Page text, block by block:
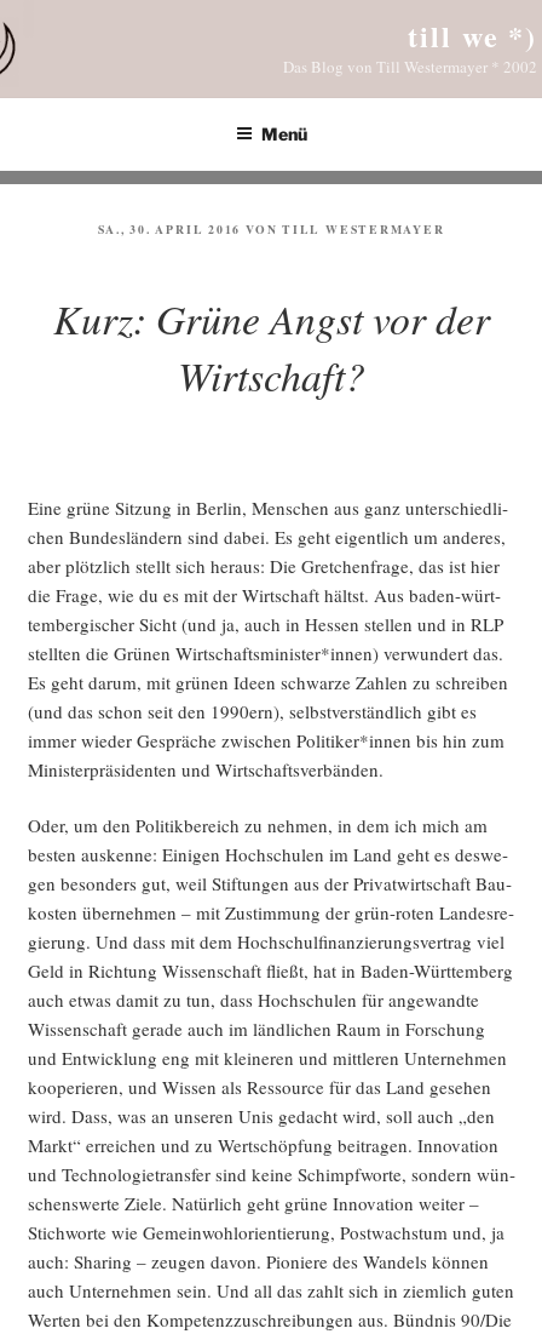
Inhalt
springen
till we *)
Das Blog von Till Westermayer * 2002
Menü
VERÖFFENTLICHT
SA., 30. APRIL 2016 VONTILL WESTERMAYER
Kurz: Grüne Angst vor der
Wirtschaft?
Eine grü­ne Sit­zung in Ber­lin, Men­schen aus ganz unter­schied­li­
chen Bun­des­län­dern sind dabei. Es geht eigent­lich um ande­res,
aber plötz­lich stellt sich her­aus: Die Gret­chen­fra­ge, das ist hier
die Fra­ge, wie du es mit der Wirt­schaft hältst. Aus baden-würt­
tem­ber­gi­scher Sicht (und ja, auch in Hes­sen stel­len und in RLP
stell­ten die Grü­nen Wirtschaftsminister*innen) ver­wun­dert das.
Es geht dar­um, mit grü­nen Ideen schwar­ze Zah­len zu schrei­ben
(und das schon seit den 1990ern), selbst­ver­ständ­lich gibt es
immer wie­der Gesprä­che zwi­schen Politiker*innen bis hin zum
Minis­ter­prä­si­den­ten und Wirtschaftsverbänden.
Oder, um den Poli­tik­be­reich zu neh­men, in dem ich mich am
bes­ten aus­ken­ne: Eini­gen Hoch­schu­len im Land geht es des­we­
gen beson­ders gut, weil Stif­tun­gen aus der Pri­vat­wirt­schaft Bau­
kos­ten über­neh­men – mit Zustim­mung der grün-roten Lan­des­re­
gie­rung. Und dass mit dem Hoch­schul­fi­nan­zie­rungs­ver­trag viel
Geld in Rich­tung Wis­sen­schaft fließt, hat in Baden-Würt­tem­berg
auch etwas damit zu tun, dass Hoch­schu­len für ange­wand­te
Wis­sen­schaft gera­de auch im länd­li­chen Raum in For­schung
und Ent­wick­lung eng mit klei­ne­ren und mitt­le­ren Unter­neh­men
koope­rie­ren, und Wis­sen als Res­sour­ce für das Land gese­hen
wird. Dass, was an unse­ren Unis gedacht wird, soll auch „den
Markt“ errei­chen und zu Wert­schöp­fung bei­tra­gen. Inno­va­ti­on
und Tech­no­lo­gie­trans­fer sind kei­ne Schimpf­wor­te, son­dern wün­
schens­wer­te Zie­le. Natür­lich geht grü­ne Inno­va­ti­on wei­ter –
Stich­wor­te wie Gemein­wohl­ori­en­tie­rung, Post­wachs­tum und, ja
auch: Sha­ring – zeu­gen davon. Pio­nie­re des Wan­dels kön­nen
auch Unter­neh­men sein. Und all das zahlt sich in ziem­lich guten
Wer­ten bei den Kom­pe­tenz­zu­schrei­bun­gen aus. Bünd­nis 90/Die